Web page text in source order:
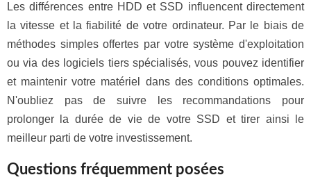
Les différences entre HDD et SSD influencent directement
la vitesse et la fiabilité de votre ordinateur. Par le biais de
méthodes simples offertes par votre système d'exploitation
ou via des logiciels tiers spécialisés, vous pouvez identifier
et maintenir votre matériel dans des conditions optimales.
N'oubliez pas de suivre les recommandations pour
prolonger la durée de vie de votre SSD et tirer ainsi le
meilleur parti de votre investissement.
Questions fréquemment posées